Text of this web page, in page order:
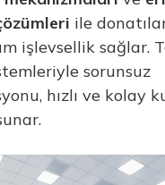
ile
işlevsellik sağlar.
sorunsuz
hızlı ve kolay